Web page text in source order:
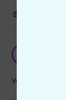
Verarbeitung